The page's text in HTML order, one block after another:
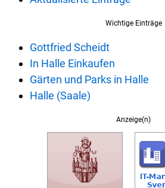
Wichtige Einträge
Gottfried Scheidt
In Halle Einkaufen
Gärten und Parks in Halle
Halle (Saale)
Anzeige(n)